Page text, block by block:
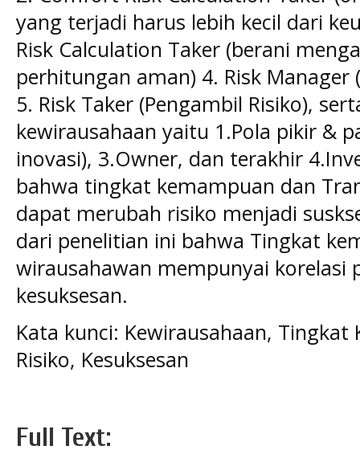
yang terjadi harus lebih kecil dari
Risk Calculation Taker (berani
perhitungan aman) 4. Risk
5. Risk Taker (Pengambil Risiko),
kewirausahaan yaitu 1.Pola pikir &
inovasi), 3.Owner, dan terakhir
bahwa tingkat kemampuan dan
dapat merubah risiko menjadi
dari penelitian ini bahwa Tingkat
wirausahawan mempunyai korelasi
kesuksesan.
Kata kunci: Kewirausahaan,
Risiko, Kesuksesan
Full Text: